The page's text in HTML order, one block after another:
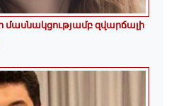
մասնակցությամբ զվարճալի